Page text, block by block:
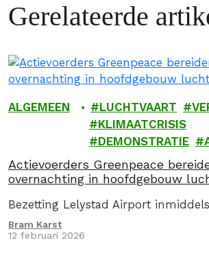
Gerelateerde
ALGEMEEN LUCHTVAART
KLIMAATCRISIS
DEMONSTRATIE
Actievoerders Greenpeace
overnachting in hoofdgebouw
Bezetting Lelystad Airport
Bram Karst
12 februari 2026